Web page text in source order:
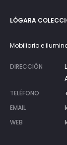
LÓGARA
Mobiliario e
DIRECCIÓN
TELÉFONO
EMAIL
WEB